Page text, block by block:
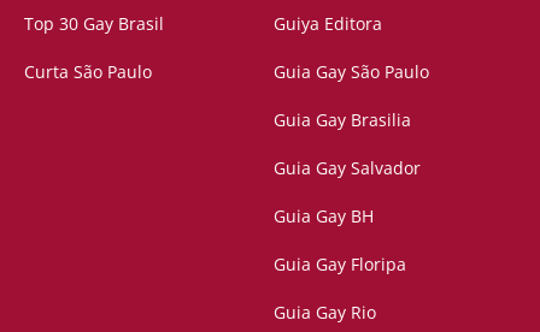
Top 30 Gay Brasil
Curta São Paulo
Guiya Editora
Guia Gay São Paulo
Guia Gay Brasilia
Guia Gay Salvador
Guia Gay BH
Guia Gay Floripa
Guia Gay Rio